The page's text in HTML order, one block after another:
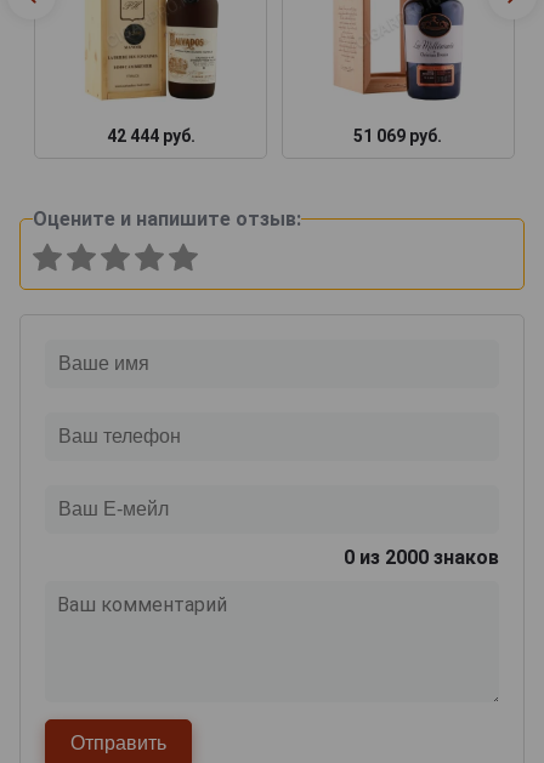
42 444 руб. 51 069 руб.
Оцените и напишите отзыв:
0 из 2000 знаков